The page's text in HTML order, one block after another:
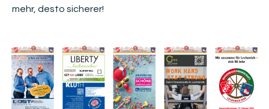
mehr, desto sicherer!